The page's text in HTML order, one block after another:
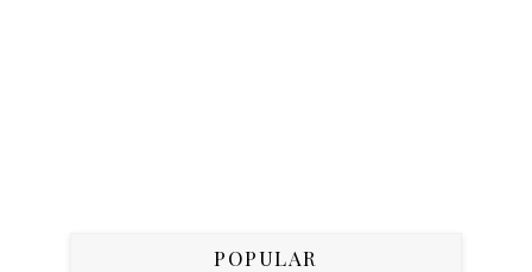
POPULAR